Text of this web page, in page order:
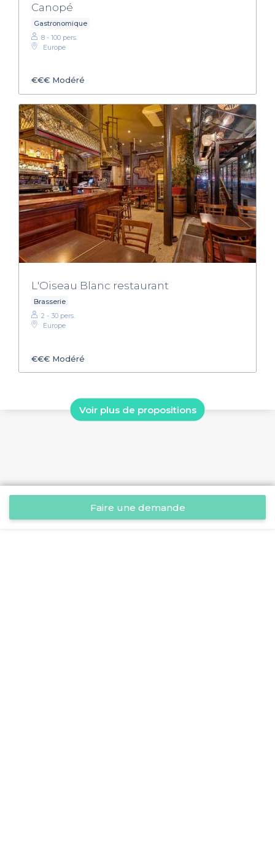
Canopé
Gastronomique
8 - 100 pers.
Europe
€€€ Modéré
L'Oiseau Blanc restaurant
Brasserie
2 - 30 pers.
Europe
€€€ Modéré
Voir plus de propositions
Faire une demande